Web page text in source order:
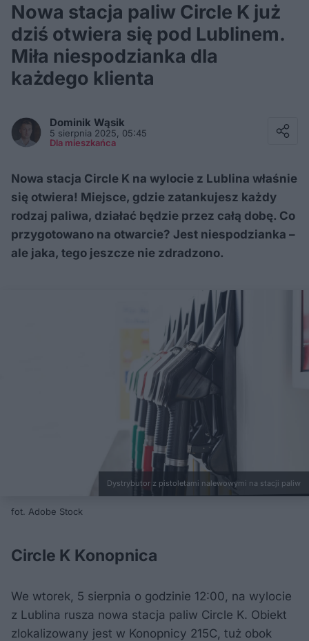
Nowa stacja paliw Circle K już
dziś otwiera się pod Lublinem.
Miła niespodzianka dla
każdego klienta
Dominik Wąsik
5 sierpnia 2025, 05:45
Dla mieszkańca
Nowa stacja Circle K na wylocie z Lublina właśnie
się otwiera! Miejsce, gdzie zatankujesz każdy
rodzaj paliwa, działać będzie przez całą dobę. Co
przygotowano na otwarcie? Jest niespodzianka –
ale jaka, tego jeszcze nie zdradzono.
Dystrybutor z pistoletami nalewowymi na stacji paliw
fot. Adobe Stock
Circle K Konopnica
We wtorek, 5 sierpnia o godzinie 12:00, na wylocie
z Lublina rusza nowa stacja paliw Circle K. Obiekt
zlokalizowany jest w Konopnicy 215C, tuż obok